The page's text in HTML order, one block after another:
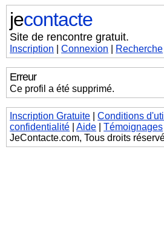
jecontacte
Site de rencontre gratuit.
Inscription |Connexion Recherche
Erreur
Ce profil a été supprimé.
Inscription Gratuite |Conditions
confidentialité |Aide |Témoignages
JeContacte.com, Tous droits